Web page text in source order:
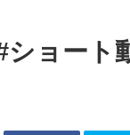
ショート